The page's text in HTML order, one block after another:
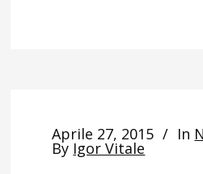
Aprile 27, 2015 In
By Igor Vitale